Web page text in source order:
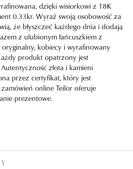
dzięki wisiorkowi z 18K
0.33kr. Wyraź swoją osobowość za
że błyszczeć każdego dnia i dodają
z ulubionym łańcuszkiem z
oryginalny, kobiecy i wyrafinowany
produkt opatrzony jest
złota i kamieni
przez certyfikat, który jest
online Teilor oferuje
prezentowe.